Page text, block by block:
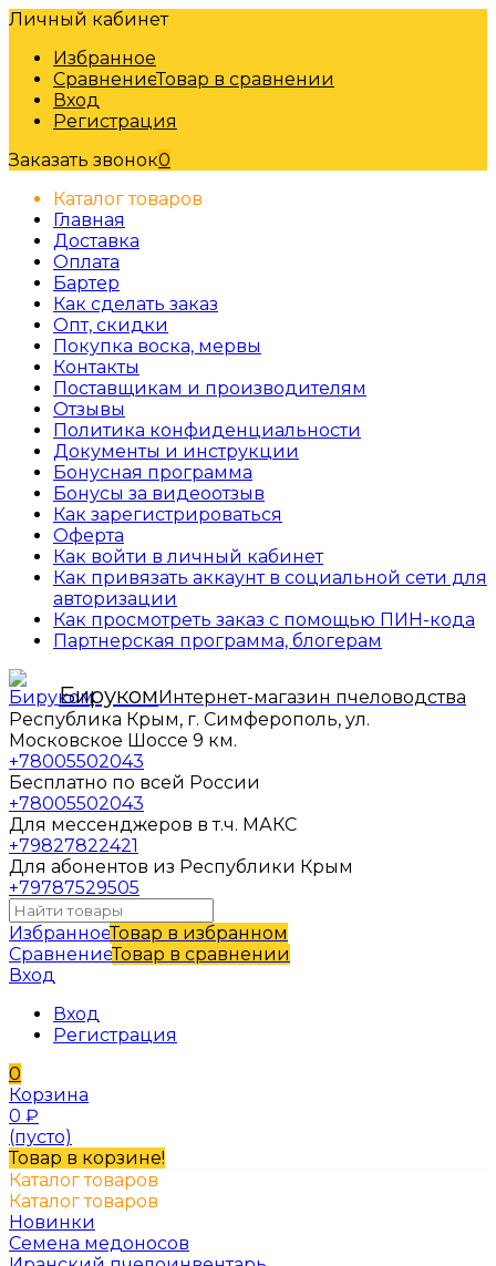
Личный кабинет
Избранное
СравнениеТовар в сравнении
Вход
Регистрация
Заказать звонок0
Каталог товаров
Главная
Доставка
Оплата
Бартер
Как сделать заказ
Опт, скидки
Покупка воска, мервы
Контакты
Поставщикам и производителям
Отзывы
Политика конфиденциальности
Документы и инструкции
Бонусная программа
Бонусы за видеоотзыв
Как зарегистрироваться
Оферта
Как войти в личный кабинет
Как привязать аккаунт в социальной сети для
авторизации
Как просмотреть заказ с помощью ПИН-кода
Партнерская программа, блогерам
БирукомИнтернет-магазин пчеловодства
Республика Крым, г. Симферополь, ул.
Московское Шоссе 9 км.
+78005502043
Бесплатно по всей России
+78005502043
Для мессенджеров в т.ч. МАКС
+79827822421
Для абонентов из Республики Крым
+79787529505
ИзбранноеТовар в избранном
СравнениеТовар в сравнении
Вход
Вход
Регистрация
0
Корзина
0 ₽
(пусто)
Товар в корзине!
Каталог товаров
Каталог товаров
Новинки
Семена медоносов